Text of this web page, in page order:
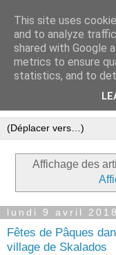
Le blog
dans les
Une expression libre
Affichage des
lundi 9 avril 2018
Fêtes de Pâques
village de Skalados
This site uses
and to analyze
shared with Google
metrics to ensure
statistics, and to